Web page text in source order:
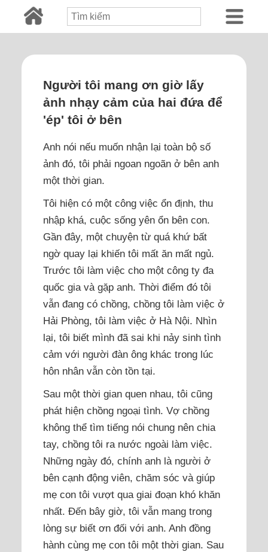
Người tôi mang ơn giờ lấy
ảnh nhạy cảm của hai đứa để
'ép' tôi ở bên
Anh nói nếu muốn nhận lại toàn bộ số
ảnh đó, tôi phải ngoan ngoãn ở bên anh
một thời gian.
Tôi hiện có một công việc ổn định, thu
nhập khá, cuộc sống yên ổn bên con.
Gần đây, một chuyện từ quá khứ bất
ngờ quay lại khiến tôi mất ăn mất ngủ.
Trước tôi làm việc cho một công ty đa
quốc gia và gặp anh. Thời điểm đó tôi
vẫn đang có chồng, chồng tôi làm việc ở
Hải Phòng, tôi làm việc ở Hà Nội. Nhìn
lại, tôi biết mình đã sai khi nảy sinh tình
cảm với người đàn ông khác trong lúc
hôn nhân vẫn còn tồn tại.
Sau một thời gian quen nhau, tôi cũng
phát hiện chồng ngoại tình. Vợ chồng
không thể tìm tiếng nói chung nên chia
tay, chồng tôi ra nước ngoài làm việc.
Những ngày đó, chính anh là người ở
bên cạnh động viên, chăm sóc và giúp
mẹ con tôi vượt qua giai đoạn khó khăn
nhất. Đến bây giờ, tôi vẫn mang trong
lòng sự biết ơn đối với anh. Anh đồng
hành cùng mẹ con tôi một thời gian. Sau